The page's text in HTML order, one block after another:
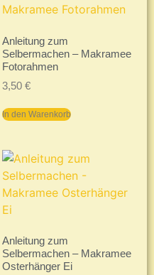
Anleitung zum
Selbermachen – Makramee
Fotorahmen
3,50 €
In den Warenkorb
Anleitung zum
Selbermachen – Makramee
Osterhänger Ei